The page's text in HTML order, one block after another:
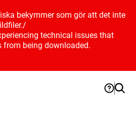
bekymmer som gör att det inte
/
technical issues that
from being downloaded.